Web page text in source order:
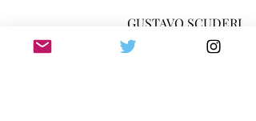
GUSTAVO SCUDERI